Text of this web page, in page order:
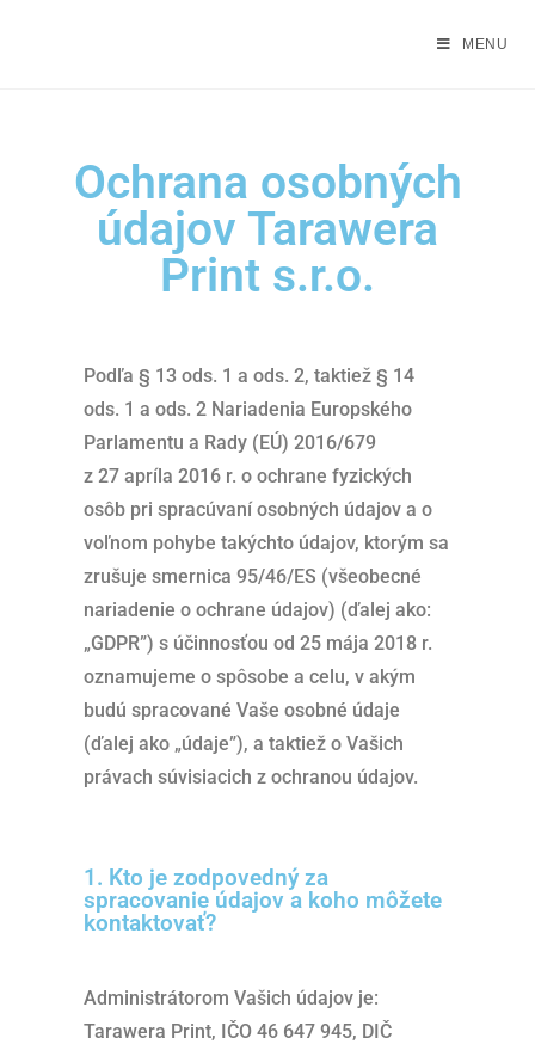
MENU
Ochrana osobných
údajov Tarawera
Print s.r.o.
Podľa § 13 ods. 1 a ods. 2, taktiež § 14
ods. 1 a ods. 2 Nariadenia Europského
Parlamentu a Rady (EÚ) 2016/679
z 27 apríla 2016 r. o ochrane fyzických
osôb pri spracúvaní osobných údajov a o
voľnom pohybe takýchto údajov, ktorým sa
zrušuje smernica 95/46/ES (všeobecné
nariadenie o ochrane údajov) (ďalej ako:
„GDPR”) s účinnosťou od 25 mája 2018 r.
oznamujeme o spôsobe a celu, v akým
budú spracované Vaše osobné údaje
(ďalej ako „údaje”), a taktiež o Vašich
právach súvisiacich z ochranou údajov.
1. Kto je zodpovedný za
spracovanie údajov a koho môžete
kontaktovať?
Administrátorom Vašich údajov je:
Tarawera Print, IČO 46 647 945, DIČ